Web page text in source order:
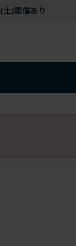
(土)開催あり